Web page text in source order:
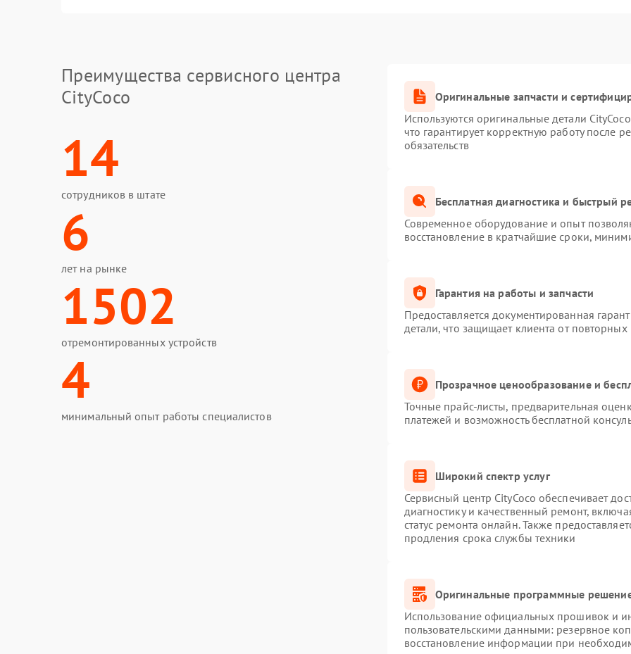
Преимущества сервисного центра
CityCoco
14
сотрудников в штате
6
лет на рынке
1502
отремонтированных устройств
4
минимальный опыт работы специалистов
Оригинальные запчасти и
Используются оригинальные детали
что гарантирует корректную работу после
обязательств
Бесплатная диагностика и быстрый
Современное оборудование и опыт
восстановление в кратчайшие сроки,
Гарантия на работы и запчасти
Предоставляется документированная
детали, что защищает клиента от
Прозрачное ценообразование и
Точные прайс-листы, предварительная
платежей и возможность бесплатной
Широкий спектр услуг
Сервисный центр CityCoco обеспечивает
диагностику и качественный ремонт,
статус ремонта онлайн. Также
продления срока службы техники
Оригинальные программные
Использование официальных прошивок и
пользовательскими данными: резервное
восстановление информации при